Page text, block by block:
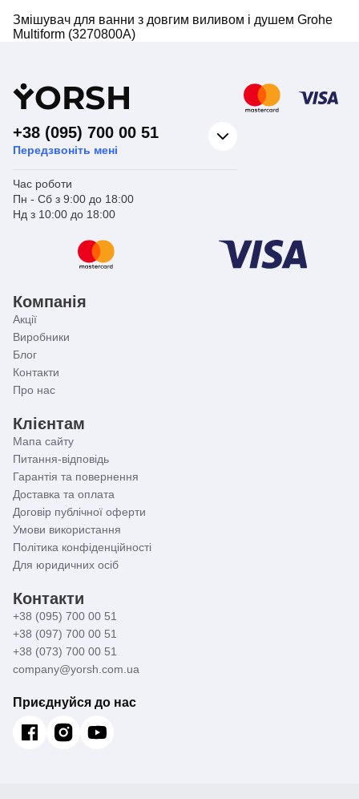
Змішувач для ванни з довгим виливом і душем Grohe
Multiform (3270800A)
YORSH
+38 (095) 700 00 51
Передзвоніть мені
Час роботи
Пн - Сб з 9:00 до 18:00
Нд з 10:00 до 18:00
Компанія
Акції
Виробники
Блог
Контакти
Про нас
Клієнтам
Мапа сайту
Питання-відповідь
Гарантія та повернення
Доставка та оплата
Договір публічної оферти
Умови використання
Політика конфіденційності
Для юридичних осіб
Контакти
+38 (095) 700 00 51
+38 (097) 700 00 51
+38 (073) 700 00 51
company@yorsh.com.ua
Приєднуйся до нас